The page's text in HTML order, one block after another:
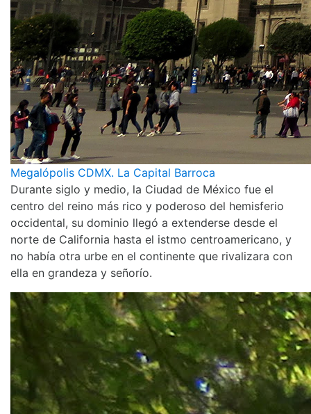
Megalópolis CDMX. La Capital Barroca
Durante siglo y medio, la Ciudad de México fue el
centro del reino más rico y poderoso del hemisferio
occidental, su dominio llegó a extenderse desde el
norte de California hasta el istmo centroamericano, y
no había otra urbe en el continente que rivalizara con
ella en grandeza y señorío.